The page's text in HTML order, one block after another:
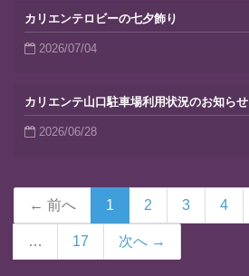
カリエンテロビーの七夕飾り
2026/07/04
カリエンテ山口駐車場利用状況のお知らせ
2026/06/28
← 前へ 1 2 3 4
… 17 次へ →